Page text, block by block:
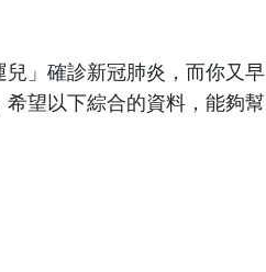
」確診新冠肺炎，而你又早
望以下綜合的資料，能夠幫